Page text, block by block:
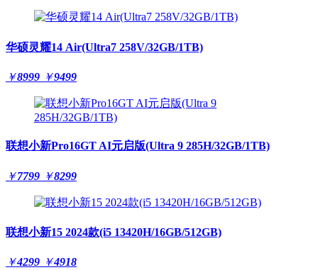
华硕灵耀14 Air(Ultra7 258V/32GB/1TB)
￥8999 ￥9499
联想小新Pro16GT AI元启版(Ultra 9 285H/32GB/1TB)
￥7799 ￥8299
联想小新15 2024款(i5 13420H/16GB/512GB)
￥4299 ￥4918